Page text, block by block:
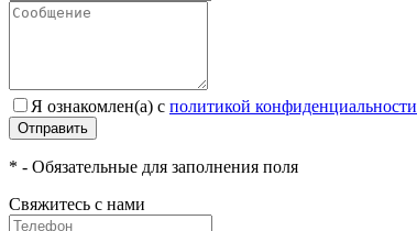
Я ознакомлен(а) с политикой конфиденциальности
Отправить
* - Обязательные для заполнения поля
Свяжитесь с нами